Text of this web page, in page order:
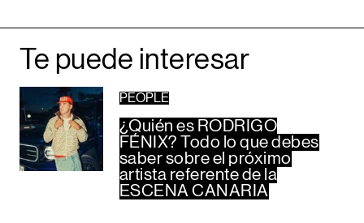
Te puede interesar
PEOPLE
¿Quién es RODRIGO
FÉNIX? Todo lo que debes
saber sobre el próximo
artista referente de la
ESCENA CANARIA